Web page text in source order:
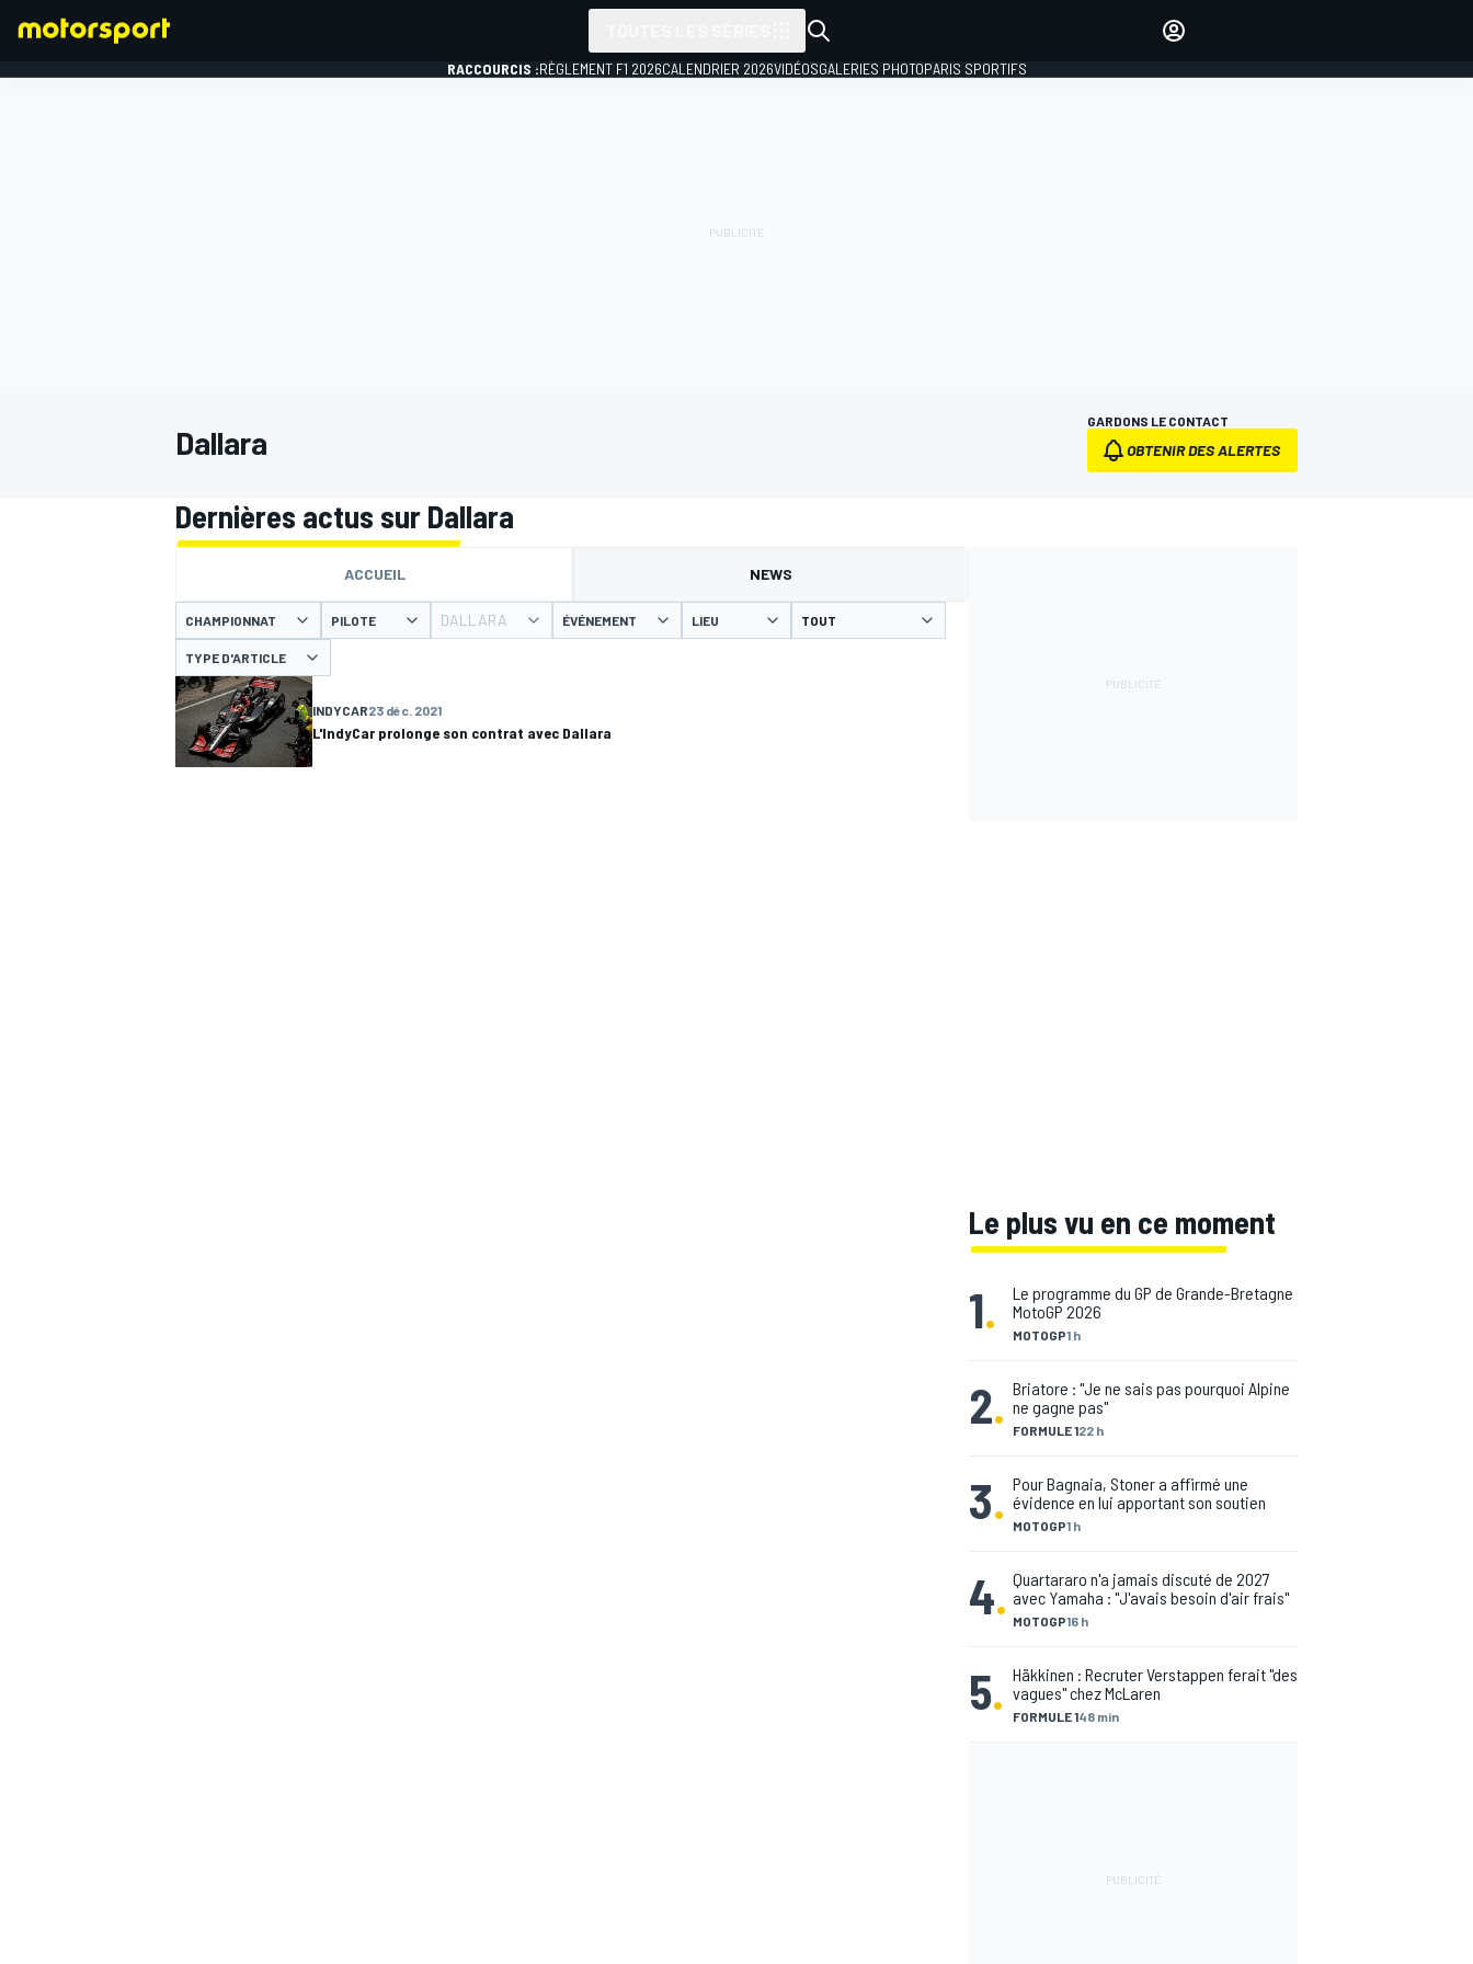
MOTOGP
RACCOURCIS :RÈGLEMENT F1 2026CALENDRIER 2026VIDÉOSGALERIES PHOTOPARIS SPORTIFS
Dallara
GARDONS LE CONTACT
OBTENIR DES ALERTES
Dernières actus sur Dallara
ACCUEIL NEWS
CHAMPIONNAT PILOTE DALLARA ÉVÉNEMENT LIEU
TYPE D'ARTICLE
INDYCAR23 déc. 2021
L'IndyCar prolonge son contrat avec Dallara
Le plus vu en ce moment
1. MOTOGP1 h
Le programme du GP de Grande-Bretagne
MotoGP 2026
2. FORMULE 122 h
Briatore : "Je ne sais pas pourquoi Alpine
ne gagne pas"
3. MOTOGP1 h
Pour Bagnaia, Stoner a affirmé une
évidence en lui apportant son soutien
4. MOTOGP16 h
Quartararo n'a jamais discuté de 2027
avec Yamaha : "J'avais besoin d'air frais"
5. FORMULE 148 min
Häkkinen : Recruter Verstappen ferait "des
vagues" chez McLaren